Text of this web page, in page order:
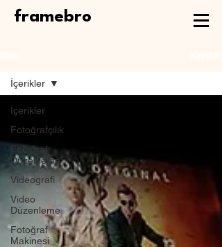
framebro
İçerikler
Fotoğrafçılık
Fotoğraf
Düzenleme
Videografi
Video
Düzenleme
Fotoğraf
Makinesi
İçerikler